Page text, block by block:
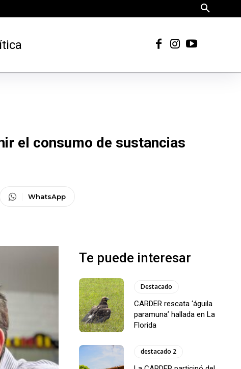
el consumo de sustancias
WhatsApp
Te puede interesar
Destacado
CARDER rescata ‘águila
paramuna’ hallada en La
Florida
destacado 2